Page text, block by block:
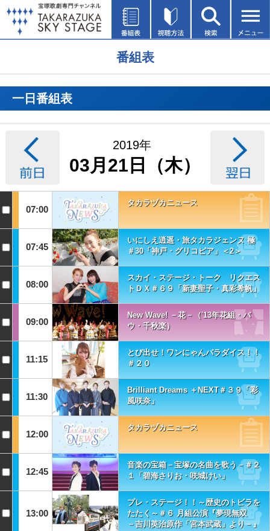
番組表
一日番組表
2019年
03月21日（木）
07:00
タカラヅカニュース
07:45
いにしえ逍遥・旅タカラジェンヌ 極
＃30「神戸・グリコピア」＜2＞
08:00
スカイ・ステージ・トーク リクエス
トＤＸ＃６９「新妻聖子・真彩希帆」
09:00
New Wave! －花－（'13年花組・バ
ウ・千秋楽）
11:15
とび出せ！ワンにゃんパラダイス！！
＃２０
11:30
Brilliant Dreams ＋NEXT＃３９「彩
風咲奈」
12:00
タカラヅカニュース
12:45
音楽の宝箱－宝塚の名曲を歌う－＃２
１「碧海さりお・咲城けい」
13:00
プレ・ステージ！！～歴史のトビラを
たたく～＃６ 月組公演『夢現無双
－吉川英治原作「宮本武蔵」より－』